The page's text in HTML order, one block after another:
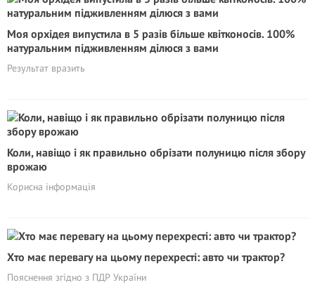
Моя орхідея випустила в 5 разів більше квітконосів. 100%
натуральним підживленням ділюся з вами
Результат вразить
Коли, навіщо і як правильно обрізати полуницю після збору
врожаю
Корисна інформація
Хто має перевагу на цьому перехресті: авто чи трактор?
Пояснення згідно з ПДР України